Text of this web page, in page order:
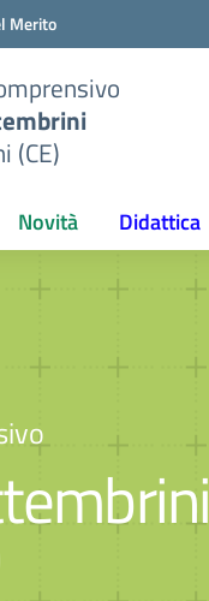
Merito
(CE)
Novità Didattica